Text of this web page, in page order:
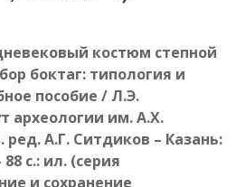
костюм степной
боктаг: типология и
пособие / Л.Э.
археологии им. А.Х.
А.Г. Ситдиков – Казань:
с.: ил. (серия
и сохранение